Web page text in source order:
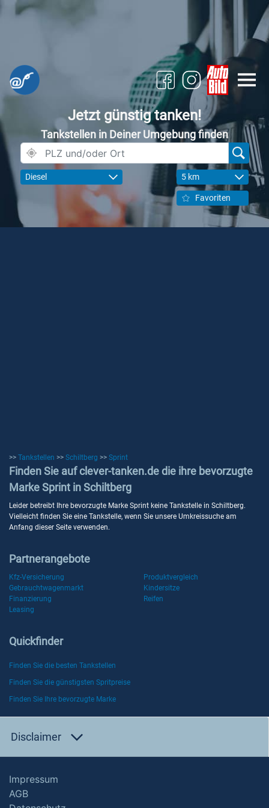
Jetzt günstig tanken!
Tankstellen in Deiner Umgebung finden
Diesel 5 km
Favoriten
>> Tankstellen >> Schiltberg >> Sprint
Finden Sie auf clever-tanken.de die ihre bevorzugte
Marke Sprint in Schiltberg
Leider betreibt Ihre bevorzugte Marke Sprint keine Tankstelle in Schiltberg.
Vielleicht finden Sie eine Tankstelle, wenn Sie unsere Umkreissuche am
Anfang dieser Seite verwenden.
Partnerangebote
Kfz-Versicherung
Produktvergleich
Gebrauchtwagenmarkt
Kindersitze
Finanzierung
Reifen
Leasing
Quickfinder
Finden Sie die besten Tankstellen
Finden Sie die günstigsten Spritpreise
Finden Sie Ihre bevorzugte Marke
Disclaimer
Impressum
AGB